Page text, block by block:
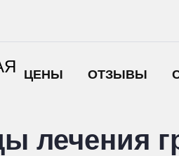
ЦЕНЫ ОТЗЫВЫ
лечения